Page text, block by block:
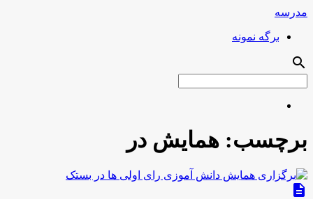
مدرسه
برگه نمونه
search
برچسب: همایش در
description